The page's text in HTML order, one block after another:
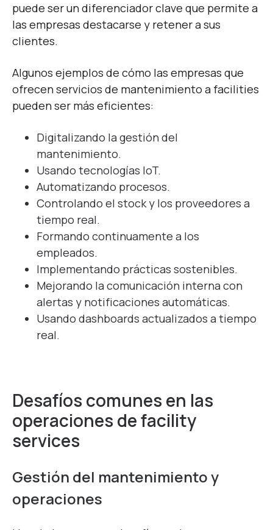
puede ser un diferenciador clave que permite a
las empresas destacarse y retener a sus
clientes.
Algunos ejemplos de cómo las empresas que
ofrecen servicios de mantenimiento a facilities
pueden ser más eficientes:
Digitalizando la gestión del
mantenimiento.
Usando tecnologías IoT.
Automatizando procesos.
Controlando el stock y los proveedores a
tiempo real.
Formando continuamente a los
empleados.
Implementando prácticas sostenibles.
Mejorando la comunicación interna con
alertas y notificaciones automáticas.
Usando dashboards actualizados a tiempo
real.
Desafíos comunes en las
operaciones de facility
services
Gestión del mantenimiento y
operaciones